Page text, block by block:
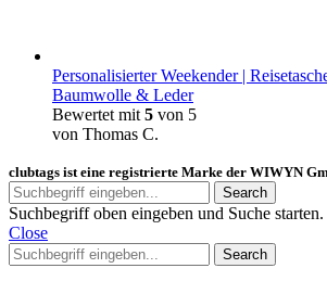
Personalisierter Weekender |
Baumwolle & Leder
Bewertet mit 5 von 5
von Thomas C.
clubtags ist eine registrierte Marke der WIWYN
Search
Suchbegriff oben eingeben und Suche starten.
Close
Search